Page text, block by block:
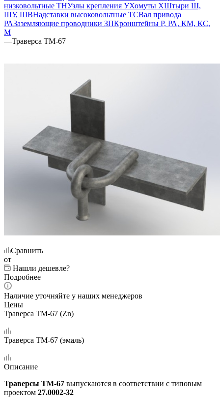
низковольтные ТНУзлы крепления УХомуты ХШтыри Ш,
ШУ, ШВНадставки высоковольтные ТСВал привода
РАЗаземляющие проводники ЗПКронштейны Р, РА, КМ, КС,
М
—Траверса ТМ-67
Сравнить
от
Нашли дешевле?
Подробнее
Наличие уточняйте у наших менеджеров
Цены
Траверса ТМ-67 (Zn)
Траверса ТМ-67 (эмаль)
Описание
Траверсы ТМ-67 выпускаются в соответствии с типовым
проектом 27.0002-32